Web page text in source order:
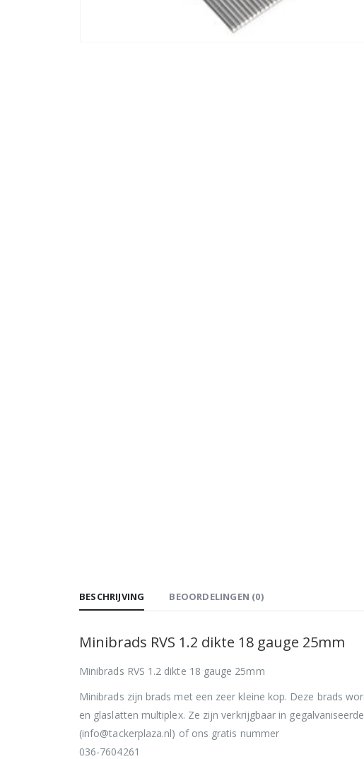
BESCHRIJVING BEOORDELINGEN (0)
Minibrads RVS 1.2 dikte 18 gauge 25mm
Minibrads RVS 1.2 dikte 18 gauge 25mm
Minibrads zijn brads met een zeer kleine kop. Deze brads
en glaslatten multiplex. Ze zijn verkrijgbaar in
(info@tackerplaza.nl) of ons gratis nummer
036-7604261